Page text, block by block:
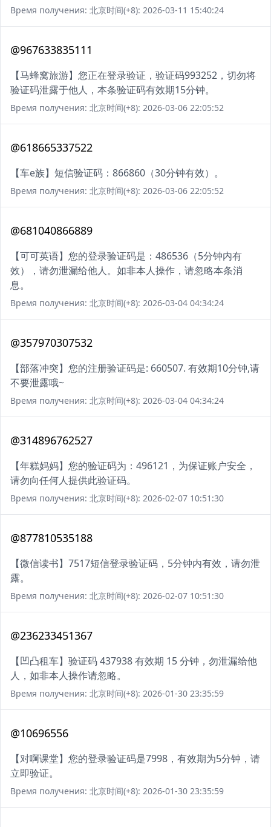
Время получения: 北京时间(+8): 2026-03-11 15:40:24
@967633835111
【马蜂窝旅游】您正在登录验证，验证码993252，切勿将
验证码泄露于他人，本条验证码有效期15分钟。
Время получения: 北京时间(+8): 2026-03-06 22:05:52
@618665337522
【车e族】短信验证码：866860（30分钟有效）。
Время получения: 北京时间(+8): 2026-03-06 22:05:52
@681040866889
【可可英语】您的登录验证码是：486536（5分钟内有
效），请勿泄漏给他人。如非本人操作，请忽略本条消
息。
Время получения: 北京时间(+8): 2026-03-04 04:34:24
@357970307532
【部落冲突】您的注册验证码是: 660507. 有效期10分钟,请
不要泄露哦~
Время получения: 北京时间(+8): 2026-03-04 04:34:24
@314896762527
【年糕妈妈】您的验证码为：496121，为保证账户安全，
请勿向任何人提供此验证码。
Время получения: 北京时间(+8): 2026-02-07 10:51:30
@877810535188
【微信读书】7517短信登录验证码，5分钟内有效，请勿泄
露。
Время получения: 北京时间(+8): 2026-02-07 10:51:30
@236233451367
【凹凸租车】验证码 437938 有效期 15 分钟，勿泄漏给他
人，如非本人操作请忽略。
Время получения: 北京时间(+8): 2026-01-30 23:35:59
@10696556
【对啊课堂】您的登录验证码是7998，有效期为5分钟，请
立即验证。
Время получения: 北京时间(+8): 2026-01-30 23:35:59